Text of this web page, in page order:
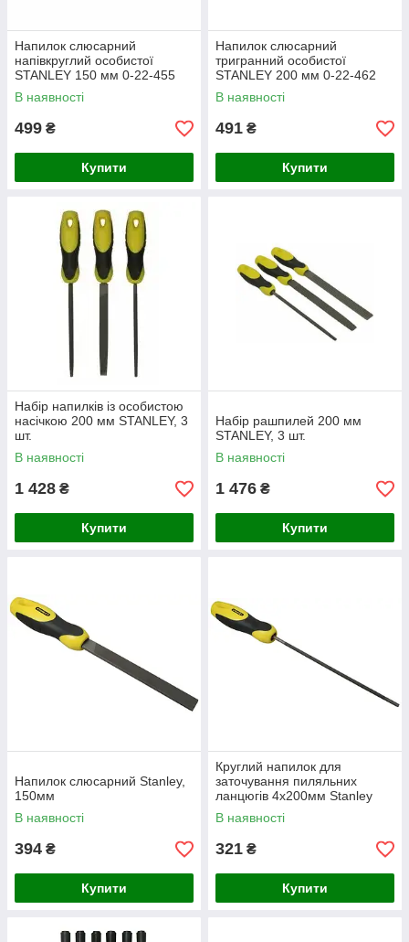
Напилок слюсарний
напівкруглий особистої
STANLEY 150 мм 0-22-455
В наявності
499 ₴
Купити
Напилок слюсарний
тригранний особистої
STANLEY 200 мм 0-22-462
В наявності
491 ₴
Купити
Набір напилків із особистою
насічкою 200 мм STANLEY, 3
шт.
В наявності
1 428 ₴
Купити
Набір рашпилей 200 мм
STANLEY, 3 шт.
В наявності
1 476 ₴
Купити
Напилок слюсарний Stanley,
150мм
В наявності
394 ₴
Купити
Круглий напилок для
заточування пиляльних
ланцюгів 4х200мм Stanley
В наявності
321 ₴
Купити